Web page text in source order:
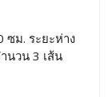
ซม. ระยะห่าง
นวน 3 เส้น